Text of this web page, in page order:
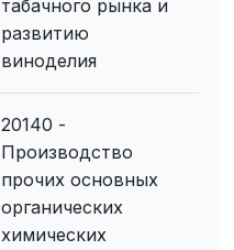
табачного рынка и
развитию
виноделия
20140 -
Производство
прочих основных
органических
химических